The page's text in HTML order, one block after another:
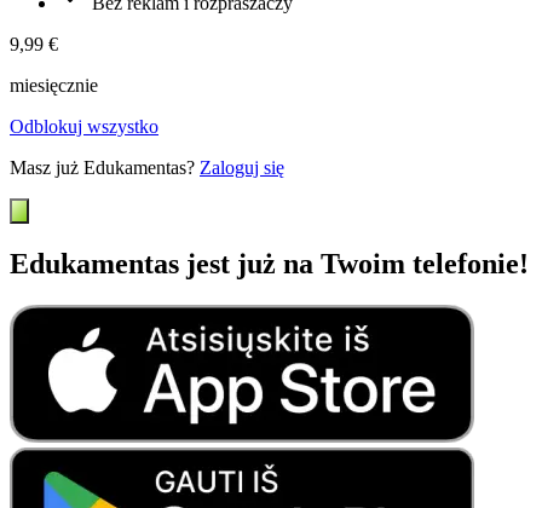
9,99 €
miesięcznie
Odblokuj wszystko
Masz już Edukamentas? Zaloguj się
Edukamentas jest już na Twoim telefonie!